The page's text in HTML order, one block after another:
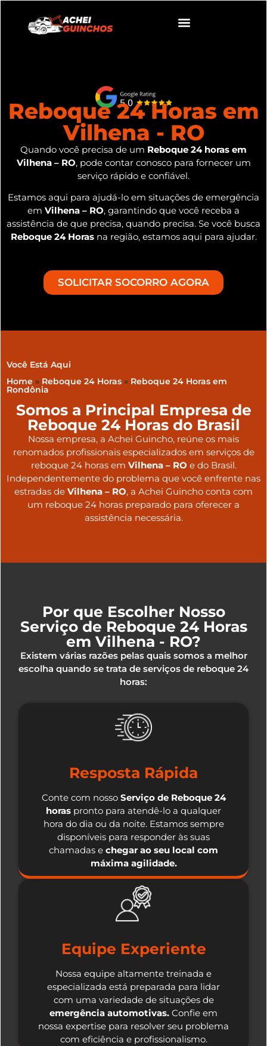
Reboque 24 Horas em
Vilhena - RO
Quando você precisa de um Reboque 24 horas em
Vilhena – RO, pode contar conosco para fornecer um
serviço rápido e confiável.
Estamos aqui para ajudá-lo em situações de emergência
em Vilhena – RO, garantindo que você receba a
assistência de que precisa, quando precisa. Se você busca
Reboque 24 Horasna região, estamos aqui para ajudar.
SOLICITAR SOCORRO AGORA
Você Está Aqui
Home » Reboque 24 Horas » Reboque 24 Horas em
Rondônia
Somos a Principal Empresa de
Reboque 24 Horas do Brasil
Nossa empresa, a Achei Guincho, reúne os mais
renomados profissionais especializados em serviços de
reboque 24 horas em Vilhena – RO e do Brasil.
Independentemente do problema que você enfrente nas
estradas de Vilhena – RO, a Achei Guincho conta com
um reboque 24 horas preparado para oferecer a
assistência necessária.
Por que Escolher Nosso
Serviço de Reboque 24 Horas
em Vilhena - RO?
Existem várias razões pelas quais somos a melhor
escolha quando se trata de serviços de reboque 24
horas:
Resposta Rápida
Conte com nosso Serviço de Reboque 24
horas pronto para atendê-lo a qualquer
hora do dia ou da noite. Estamos sempre
disponíveis para responder às suas
chamadas e chegar ao seu local com
máxima agilidade.
Equipe Experiente
Nossa equipe altamente treinada e
especializada está preparada para lidar
com uma variedade de situações de
emergência automotivas. Confie em
nossa expertise para resolver seu problema
com eficiência e profissionalismo.